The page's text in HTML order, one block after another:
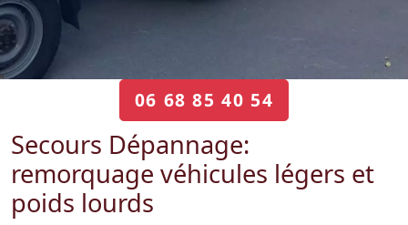
06 68 85 40 54
Secours Dépannage:
remorquage véhicules légers et
poids lourds